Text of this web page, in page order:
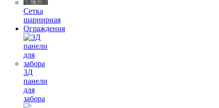
Сетка
шарнирная
Ограждения
3Д
панели
для
забора